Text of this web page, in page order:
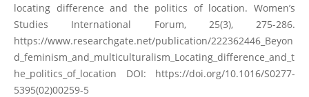
locating difference and the politics of location. Women’s
Studies International Forum, 25(3), 275-286.
https://www.researchgate.net/publication/222362446_Beyon
d_feminism_and_multiculturalism_Locating_difference_and_t
he_politics_of_location DOI: https://doi.org/10.1016/S0277-
5395(02)00259-5